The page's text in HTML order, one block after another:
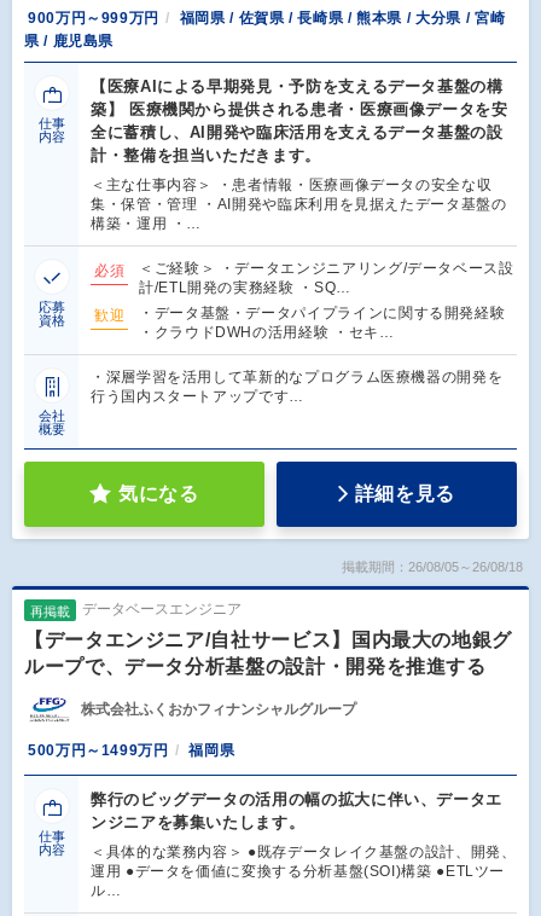
900万円～999万円
福岡県 / 佐賀県 / 長崎県 / 熊本県 / 大分県 / 宮崎
県 / 鹿児島県
仕事
内容
【医療AIによる早期発見・予防を支えるデータ基盤の構
築】 医療機関から提供される患者・医療画像データを安
全に蓄積し、AI開発や臨床活用を支えるデータ基盤の設
計・整備を担当いただきます。
＜主な仕事内容＞ ・患者情報・医療画像データの安全な収
集・保管・管理 ・AI開発や臨床利用を見据えたデータ基盤の
構築・運用 ・…
応募
資格
必須
＜ご経験＞ ・データエンジニアリング/データベース設
計/ETL開発の実務経験 ・SQ…
歓迎
・データ基盤・データパイプラインに関する開発経験
・クラウドDWHの活用経験 ・セキ…
会社
概要
・深層学習を活用して革新的なプログラム医療機器の開発を
行う国内スタートアップです…
気になる 詳細を見る
掲載期間：26/08/05～26/08/18
再掲載 データベースエンジニア
【データエンジニア/自社サービス】国内最大の地銀グ
ループで、データ分析基盤の設計・開発を推進する
株式会社ふくおかフィナンシャルグループ
500万円～1499万円 福岡県
仕事
内容
弊行のビッグデータの活用の幅の拡大に伴い、データエ
ンジニアを募集いたします。
＜具体的な業務内容＞ ●既存データレイク基盤の設計、開発、
運用 ●データを価値に変換する分析基盤(SOI)構築 ●ETLツー
ル…